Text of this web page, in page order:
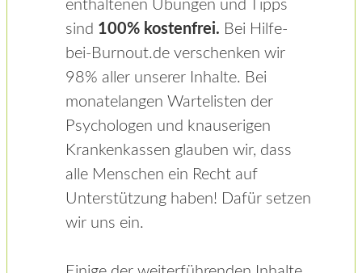
enthaltenen Übungen und Tipps
sind 100% kostenfrei. Bei Hilfe-
bei-Burnout.de verschenken wir
98% aller unserer Inhalte. Bei
monatelangen Wartelisten der
Psychologen und knauserigen
Krankenkassen glauben wir, dass
alle Menschen ein Recht auf
Unterstützung haben! Dafür setzen
wir uns ein.